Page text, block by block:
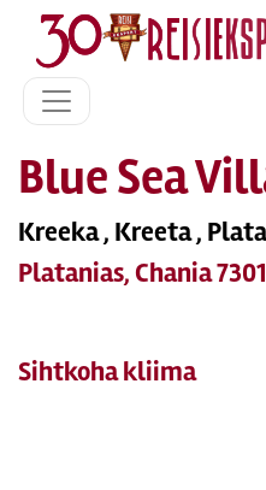
Blue Sea
Kreeka , Kreeta ,
Platanias, Chania
Sihtkoha kliima